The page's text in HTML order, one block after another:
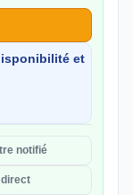
et
notifié
direct